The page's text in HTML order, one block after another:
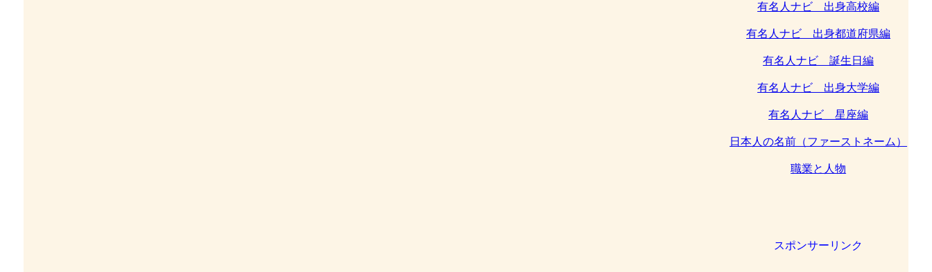
有名人ナビ 出身高校編
有名人ナビ 出身都道府県編
有名人ナビ 誕生日編
有名人ナビ 出身大学編
有名人ナビ 星座編
日本人の名前（ファーストネーム）
職業と人物
スポンサーリンク